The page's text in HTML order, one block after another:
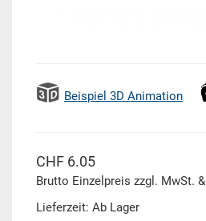
Beispiel 3D Animation
CHF 6.05
Brutto Einzelpreis zzgl. MwSt. &
Lieferzeit: Ab Lager